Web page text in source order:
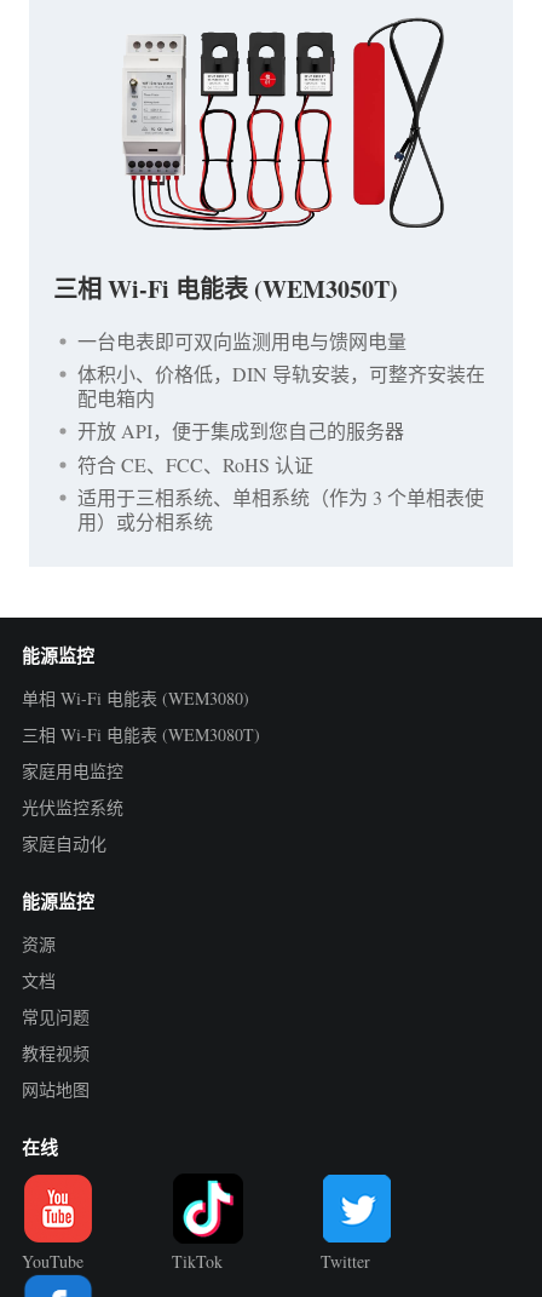
三相 Wi-Fi 电能表 (WEM3050T)
一台电表即可双向监测用电与馈网电量
体积小、价格低，DIN 导轨安装，可整齐安装在
配电箱内
开放 API，便于集成到您自己的服务器
符合 CE、FCC、RoHS 认证
适用于三相系统、单相系统（作为 3 个单相表使
用）或分相系统
能源监控
单相 Wi-Fi 电能表 (WEM3080)
三相 Wi-Fi 电能表 (WEM3080T)
家庭用电监控
光伏监控系统
家庭自动化
能源监控
资源
文档
常见问题
教程视频
网站地图
在线
YouTube TikTok Twitter